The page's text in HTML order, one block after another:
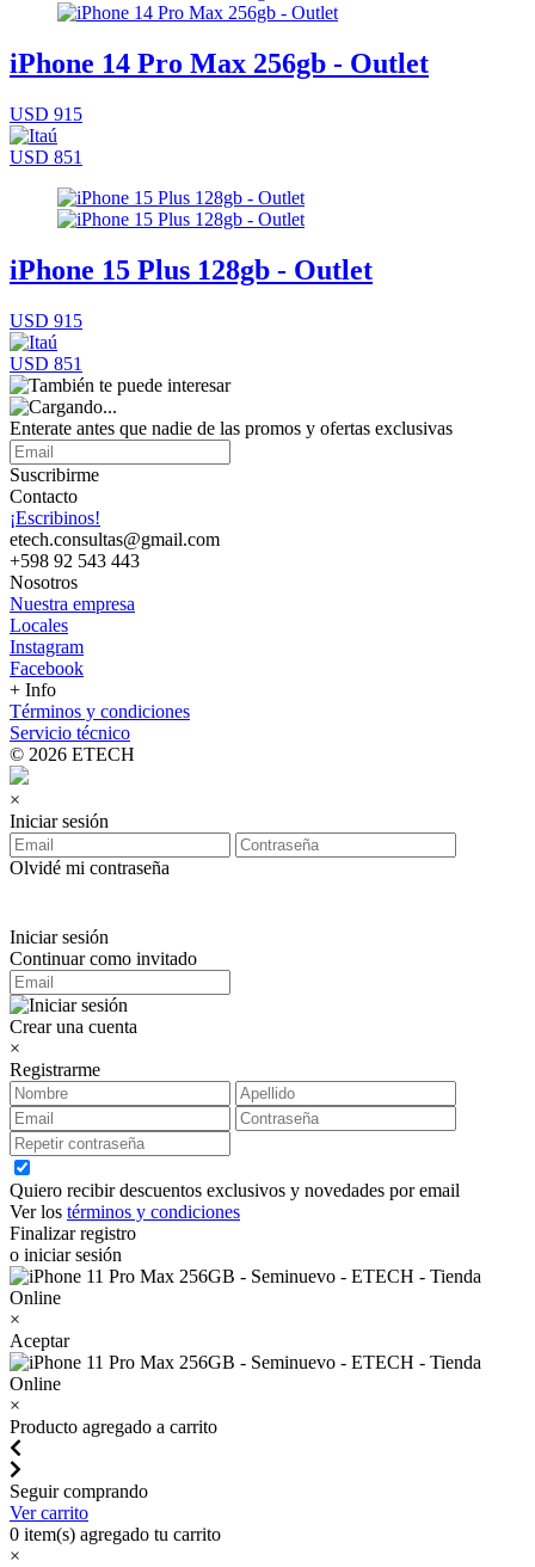
iPhone 14 Pro Max 256gb - Outlet
USD 915
USD 851
iPhone 15 Plus 128gb - Outlet
USD 915
USD 851
Enterate antes que nadie de las promos y ofertas exclusivas
Suscribirme
Contacto
¡Escribinos!
etech.consultas@gmail.com
+598 92 543 443
Nosotros
Nuestra empresa
Locales
Instagram
Facebook
+ Info
Términos y condiciones
Servicio técnico
© 2026 ETECH
×
Iniciar sesión
Olvidé mi contraseña
Iniciar sesión
Continuar como invitado
Crear una cuenta
×
Registrarme
Quiero recibir descuentos exclusivos y novedades por email
Ver los términos y condiciones
Finalizar registro
o iniciar sesión
×
Aceptar
×
Producto agregado a carrito
Seguir comprando
Ver carrito
0 item(s) agregado tu carrito
×